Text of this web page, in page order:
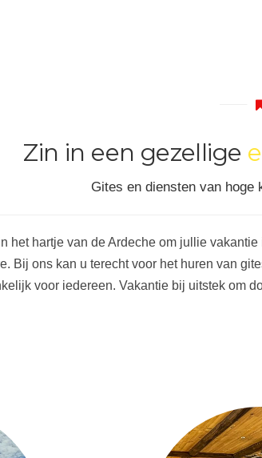
Zin in een gezellige
Gites en diensten van hoge
het hartje van de Ardeche om jullie
Bij ons kan u terecht voor het huren van
voor iedereen. Vakantie bij uitstek om